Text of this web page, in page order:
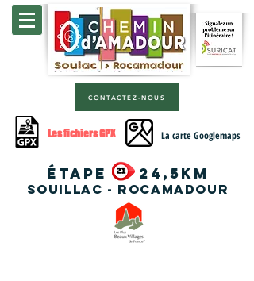
CONTACTEZ-NOUS
Les fichiers GPX La carte Googlemaps
étape 24,5km
Souillac - Rocamadour